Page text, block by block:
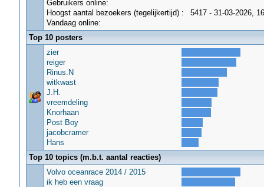
Gebruikers online:
Hoogst aantal bezoekers (tegelijkertijd) :
5417 - 31-03-2026,
Vandaag online:
Top 10 posters
zier
reiger
Rinus.N
witkwast
J.H.
vreemdeling
Knorhaan
Post Boy
jacobcramer
Hans
Top 10 topics (m.b.t. aantal reacties)
Volvo oceanrace 2014 / 2015
ik heb een vraag